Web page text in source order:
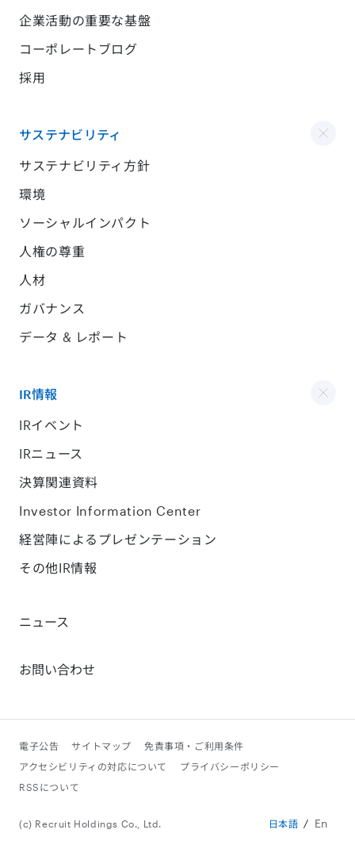
企業活動の重要な基盤
コーポレートブログ
採用
サステナビリティ
サステナビリティ方針
環境
ソーシャルインパクト
人権の尊重
人材
ガバナンス
データ & レポート
IR情報
IRイベント
IRニュース
決算関連資料
Investor Information Center
経営陣によるプレゼンテーション
その他IR情報
ニュース
お問い合わせ
(c) Recruit Holdings Co., Ltd.
電子公告 サイトマップ
免責事項・ご利用条件
アクセシビリティの対応について
プライバシーポリシー
RSSについて
日本語 En